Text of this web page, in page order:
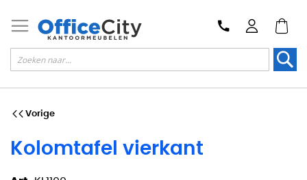
Kolomtafel vierkant
Vorige